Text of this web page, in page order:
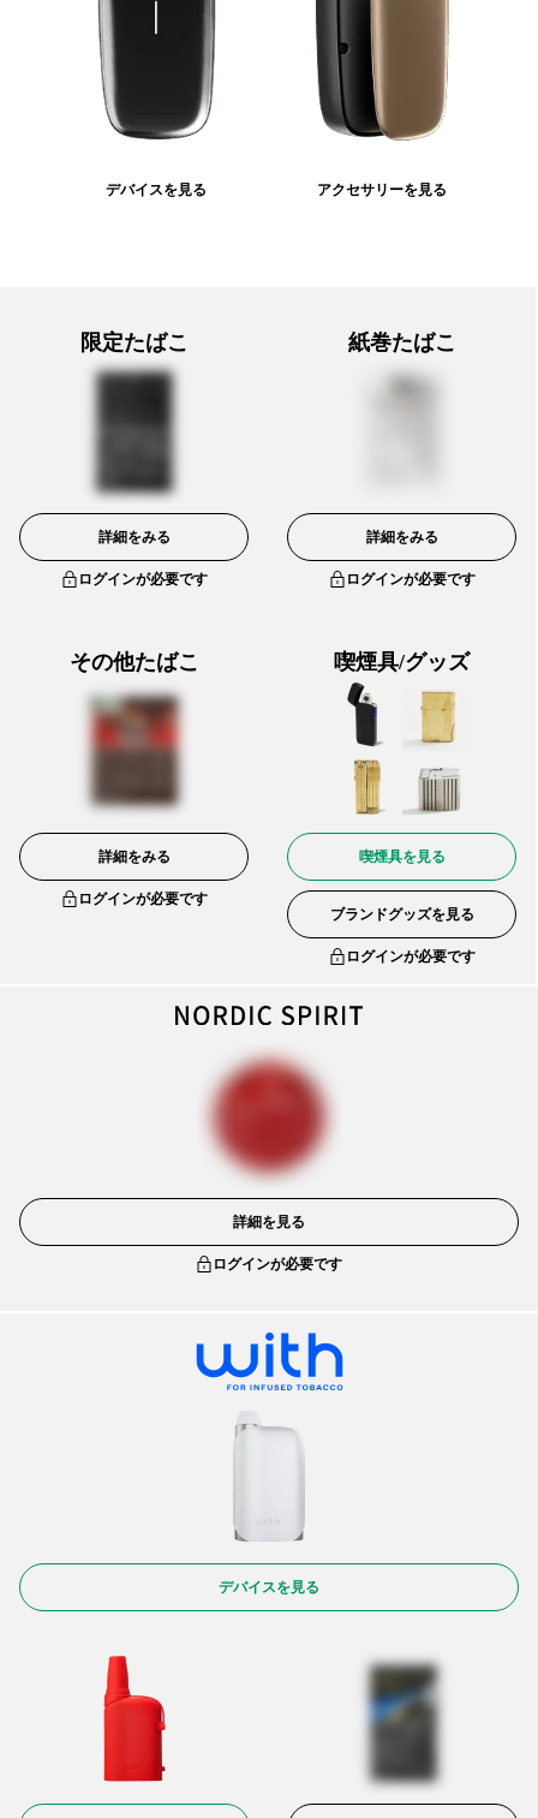
デバイスを見る アクセサリーを見る
限定たばこ
詳細をみる
ログインが必要です
紙巻たばこ
詳細をみる
ログインが必要です
その他たばこ
詳細をみる
ログインが必要です
喫煙具/グッズ
喫煙具を見る
ブランドグッズを見る
ログインが必要です
詳細を見る
ログインが必要です
デバイスを見る